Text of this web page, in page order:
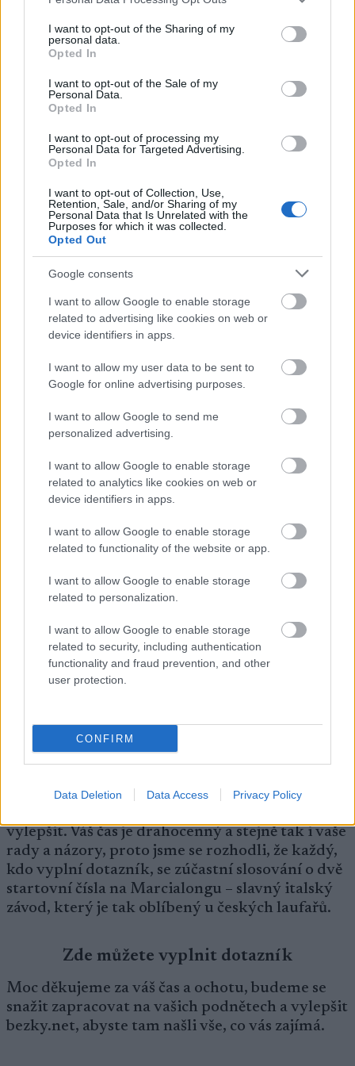
not limited to your visit or usage behaviour. You may click to
grant or deny consent to Google and its third-party tags to
use your data for below specified purposes in below Google
consent section.
I want to opt-out of the Sharing of my
personal data.
Opted In
I want to opt-out of the Sale of my
Personal Data.
Opted In
I want to opt-out of processing my
Personal Data for Targeted Advertising.
Opted In
I want to opt-out of Collection, Use,
Retention, Sale, and/or Sharing of my
Personal Data that Is Unrelated with the
Purposes for which it was collected.
Opted Out
Google consents
I want to allow Google to enable storage
related to advertising like cookies on web or
device identifiers in apps.
I want to allow my user data to be sent to
Google for online advertising purposes.
I want to allow Google to send me
personalized advertising.
I want to allow Google to enable storage
related to analytics like cookies on web or
device identifiers in apps.
I want to allow Google to enable storage
related to functionality of the website or app.
I want to allow Google to enable storage
related to personalization.
I want to allow Google to enable storage
related to security, including authentication
functionality and fraud prevention, and other
user protection.
CONFIRM
Data Deletion Data Access Privacy Policy
Øyre Slindovou podporuje Ebba Anderssonová,
která byla také přihlášena do elitní třídy.
„Jak můžete zrušit prize money, které
pro VG.
Pořadatel jde Skinstadovi po krku
Začátkem tohoto týdne miliardář, který je
hlavním sponzorem Janteloppetu, osobně
Skinstada za jeho kritiku vedení závodu po
skandálu s prize money z minulého víkendu.
Závod Janteloppet, pod který se podepsal Petter Northug,
se stal terčem kritiky poté, co pořadatel zrušil závod žen a
vypsané prize money. Samotného šéfa se kritika nedotkla.
Čtenáři, potřebujeme tvoji zpětnou vazbu
svoje lyže zalité v parafinu a uložené na půdě.
Jaro je čas na sumarizaci celé zimy nejen pro
pro vás vytvořili dotazník, abychom od vás
vylepšit. Váš čas je drahocenný a stejně tak i vaše
rady a názory, proto jsme se rozhodli, že každý,
kdo vyplní dotazník, se zúčastní slosování o dvě
startovní čísla na Marcialongu – slavný italský
závod, který je tak oblíbený u českých laufařů.
Zde můžete vyplnit dotazník
Moc děkujeme za váš čas a ochotu, budeme se
snažit zapracovat na vašich podnětech a vylepšit
bezky.net, abyste tam našli vše, co vás zajímá.